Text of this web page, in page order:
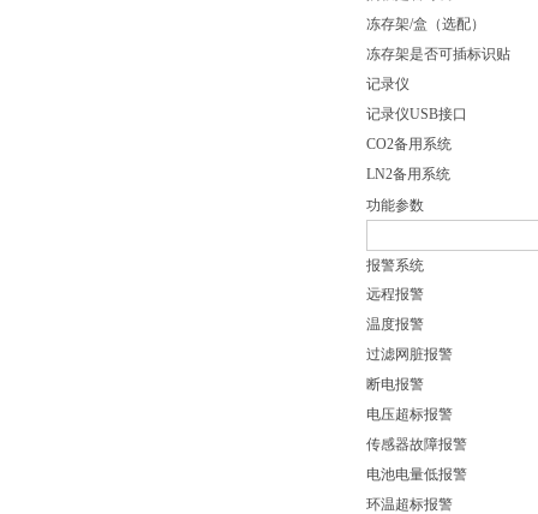
冻存架/盒（选配）
冻存架是否可插标识贴
记录仪
记录仪USB接口
CO2备用系统
LN2备用系统
功能参数
报警系统
远程报警
温度报警
过滤网脏报警
断电报警
电压超标报警
传感器故障报警
电池电量低报警
环温超标报警